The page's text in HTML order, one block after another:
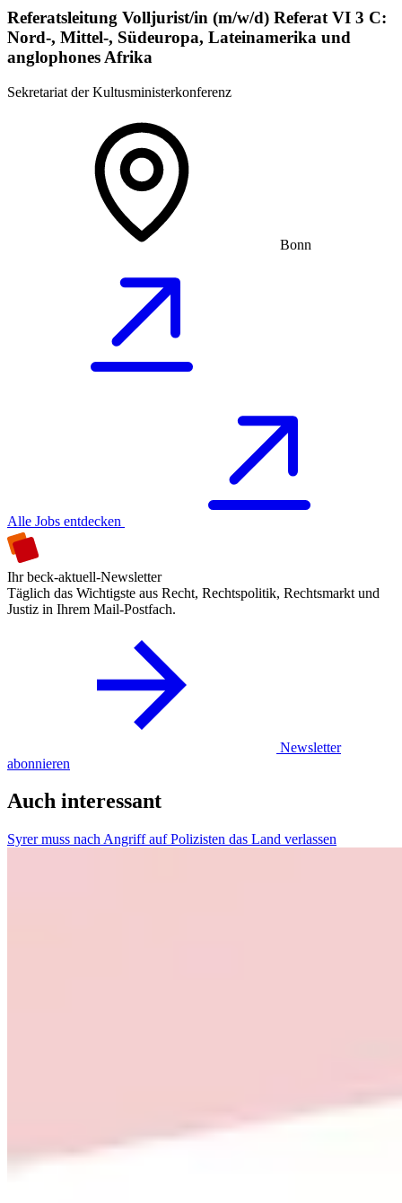
Referatsleitung Volljurist/in (m/w/d) Referat VI 3 C:
Nord-, Mittel-, Südeuropa, Lateinamerika und
anglophones Afrika
Sekretariat der Kultusministerkonferenz
Bonn
Alle Jobs entdecken
Ihr beck-aktuell-Newsletter
Täglich das Wichtigste aus Recht, Rechtspolitik, Rechtsmarkt und
Justiz in Ihrem Mail-Postfach.
Newsletter
abonnieren
Auch interessant
Syrer muss nach Angriff auf Polizisten das Land verlassen